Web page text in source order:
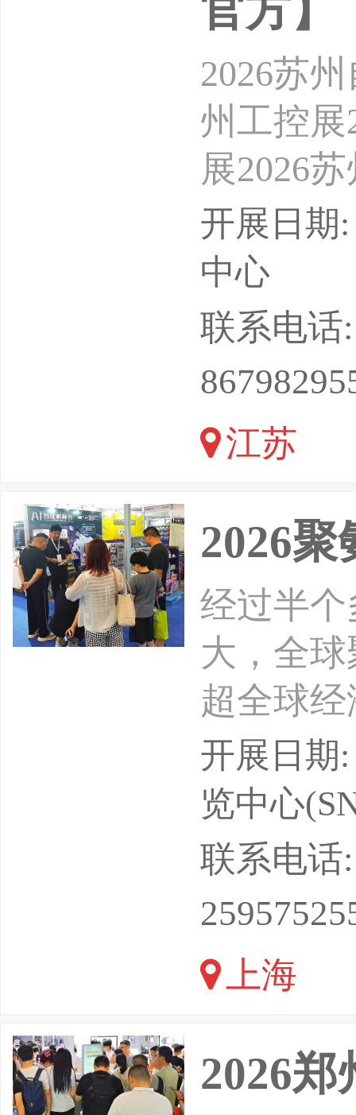
2026苏
州工控展
展2026
6苏州机
造展
6智能仓
器人展览
开展日期
中心
联系电话
江苏
2026
经过半
大，全
超全球
产、冰
材、汽
快。随
源和环
产品的
范围内
开展日期
览中心
联系电话
上海
2026